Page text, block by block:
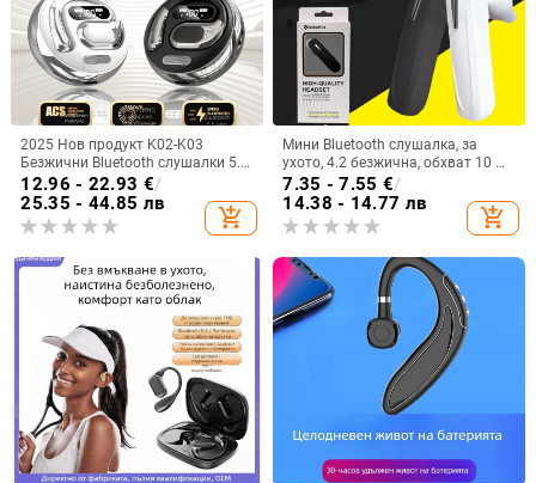
2025 Нов продукт K02-K03
Безжични Bluetooth слушалки 5.5
Монтирани за уши Бинаурални
стерео M76 Експорт Горещ модел
Ows
12.96 - 22.93 €/
25.35 - 44.85 лв
add_shopping_cart
Мини Bluetooth слушалка, за
ухото, 4.2 безжична, обхват 10 м,
мултипойнт, гласово управление
и възпроизвеждане на музика
7.35 - 7.55 €/
14.38 - 14.77 лв
add_shopping_cart